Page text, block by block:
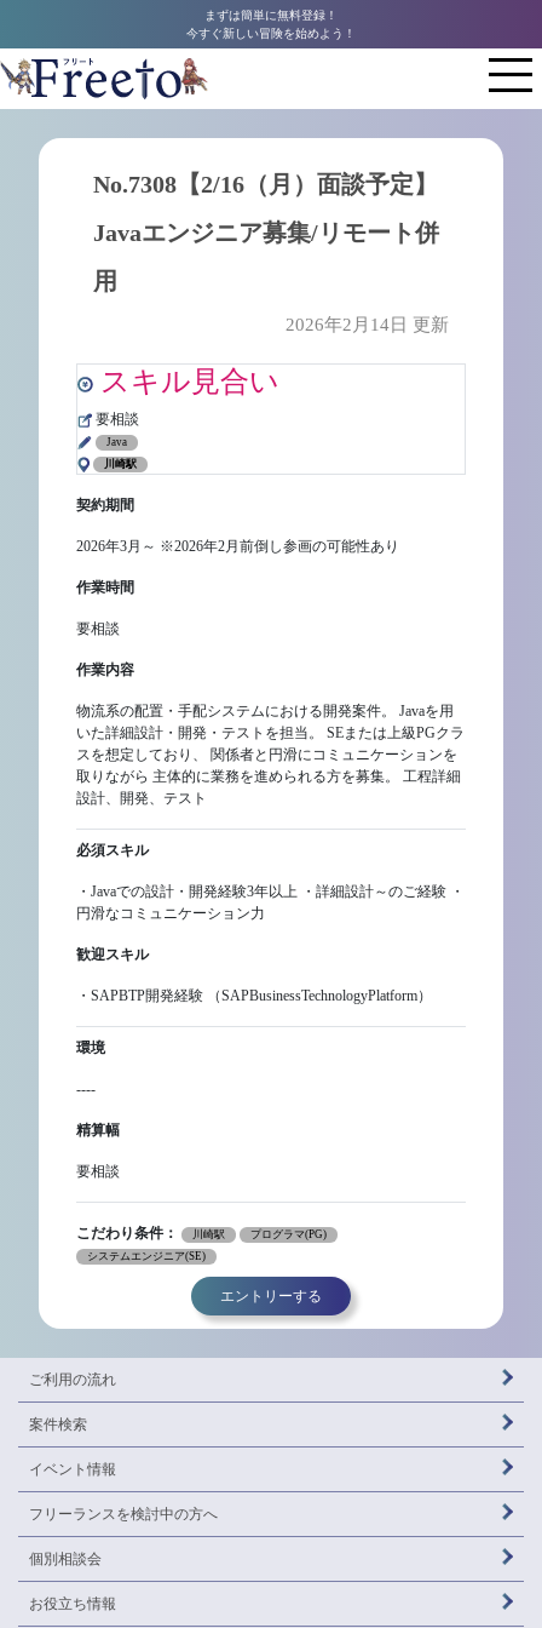
まずは簡単に無料登録！
今すぐ新しい冒険を始めよう！
No.7308【2/16（月）面談予定】
Javaエンジニア募集/リモート併
用
2026年2月14日 更新
スキル見合い
要相談
Java
川崎駅
契約期間
2026年3月～ ※2026年2月前倒し参画の可能性あり
作業時間
要相談
作業内容
物流系の配置・手配システムにおける開発案件。 Javaを用
いた詳細設計・開発・テストを担当。 SEまたは上級PGクラ
スを想定しており、 関係者と円滑にコミュニケーションを
取りながら 主体的に業務を進められる方を募集。 工程詳細
設計、開発、テスト
必須スキル
・Javaでの設計・開発経験3年以上 ・詳細設計～のご経験 ・
円滑なコミュニケーション力
歓迎スキル
・SAPBTP開発経験 （SAPBusinessTechnologyPlatform）
環境
----
精算幅
要相談
こだわり条件： 川崎駅
プログラマ(PG)
システムエンジニア(SE)
エントリーする
ご利用の流れ
案件検索
イベント情報
フリーランスを検討中の方へ
個別相談会
お役立ち情報